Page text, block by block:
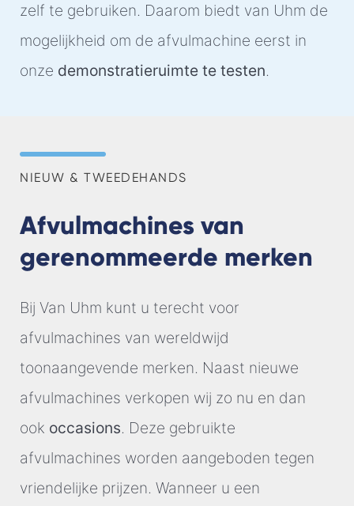
zelf te gebruiken. Daarom biedt van Uhm de
mogelijkheid om de afvulmachine eerst in
onze demonstratieruimte te testen.
NIEUW & TWEEDEHANDS
Afvulmachines van
gerenommeerde merken
Bij Van Uhm kunt u terecht voor
afvulmachines van wereldwijd
toonaangevende merken. Naast nieuwe
afvulmachines verkopen wij zo nu en dan
ook occasions. Deze gebruikte
afvulmachines worden aangeboden tegen
vriendelijke prijzen. Wanneer u een